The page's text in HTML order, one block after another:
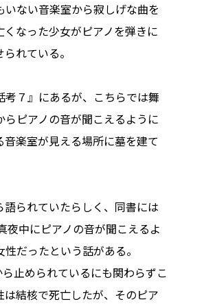
ない音楽室から寂しげな曲を
なった少女がピアノを弾きに
れている。
７』にあるが、こちらでは舞
ピアノの音が聞こえるように
楽室が見える場所に墓を建て
られていたらしく、同書には
夜中にピアノの音が聞こえるよ
だったという話がある。
止められているにも関わらずこ
結核で死亡したが、そのピア